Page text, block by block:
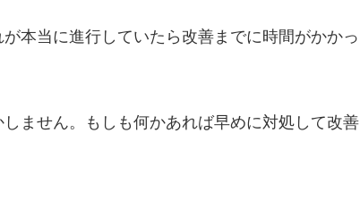
本当に進行していたら改善までに時間がかかっ
ません。もしも何かあれば早めに対処して改善